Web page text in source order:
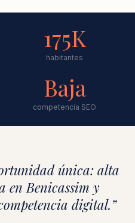
175K
habitantes
Baja
competencia SEO
única: alta
en Benicassim y
digital.”